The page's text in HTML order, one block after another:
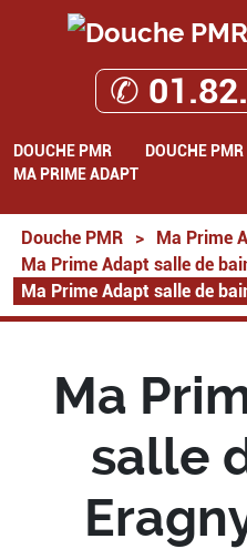
✆
DOUCHE PMR DOUCHE PMR
MA PRIME ADAPT
Douche PMR > Ma Prime
Ma Prime Adapt salle de
Ma Prime Adapt salle de
Ma
salle